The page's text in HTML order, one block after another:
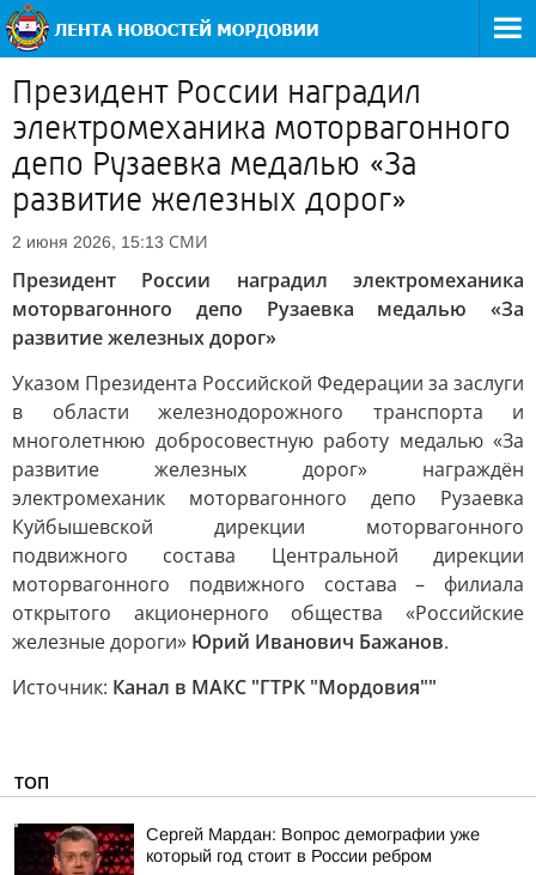
Президент России наградил
электромеханика моторвагонного
депо Рузаевка медалью «За
развитие железных дорог»
2 июня 2026, 15:13 СМИ
Президент России наградил электромеханика
моторвагонного депо Рузаевка медалью «За
развитие железных дорог»
Указом Президента Российской Федерации за заслуги
в области железнодорожного транспорта и
многолетнюю добросовестную работу медалью «За
развитие железных дорог» награждён
электромеханик моторвагонного депо Рузаевка
Куйбышевской дирекции моторвагонного
подвижного состава Центральной дирекции
моторвагонного подвижного состава – филиала
открытого акционерного общества «Российские
железные дороги» Юрий Иванович Бажанов.
Источник: Канал в МАКС "ГТРК "Мордовия""
ТОП
Сергей Мардан: Вопрос демографии уже
который год стоит в России ребром